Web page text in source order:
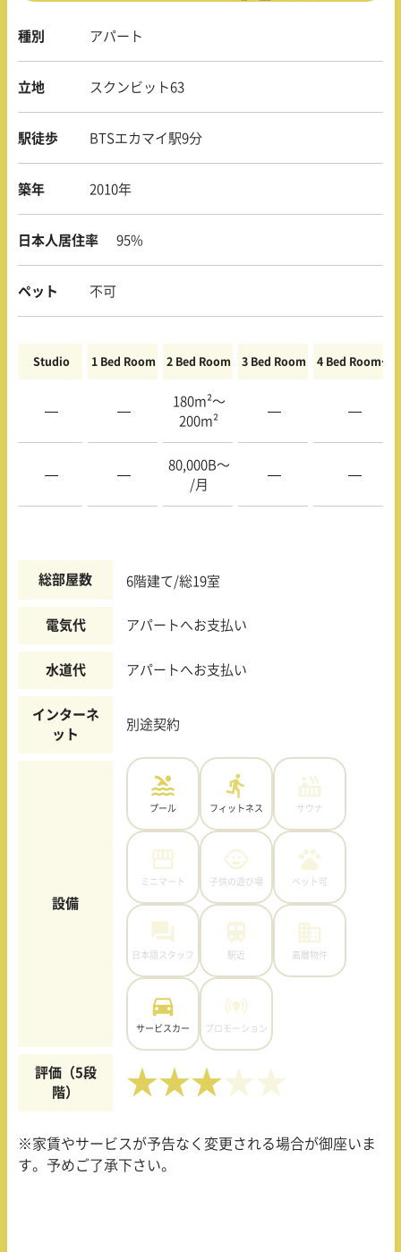
種別 アパート
立地 スクンビット63
駅徒歩 BTSエカマイ駅9分
築年 2010年
日本人居住率 95%
ペット 不可
Studio 1 Bed Room 2 Bed Room 3 Bed Room 4 Bed Room〜
— —
180m²〜
200m²
— —
— —
80,000B〜
/月
— —
総部屋数 6階建て/総19室
電気代 アパートへお支払い
水道代 アパートへお支払い
インターネ
ット
別途契約
設備
プール フィットネス サウナ
ミニマート 子供の遊び場 ペット可
日本語スタッフ 駅近 高層物件
サービスカー プロモーション
評価（5段
階）
★★★
※家賃やサービスが予告なく変更される場合が御座いま
す。予めご了承下さい。